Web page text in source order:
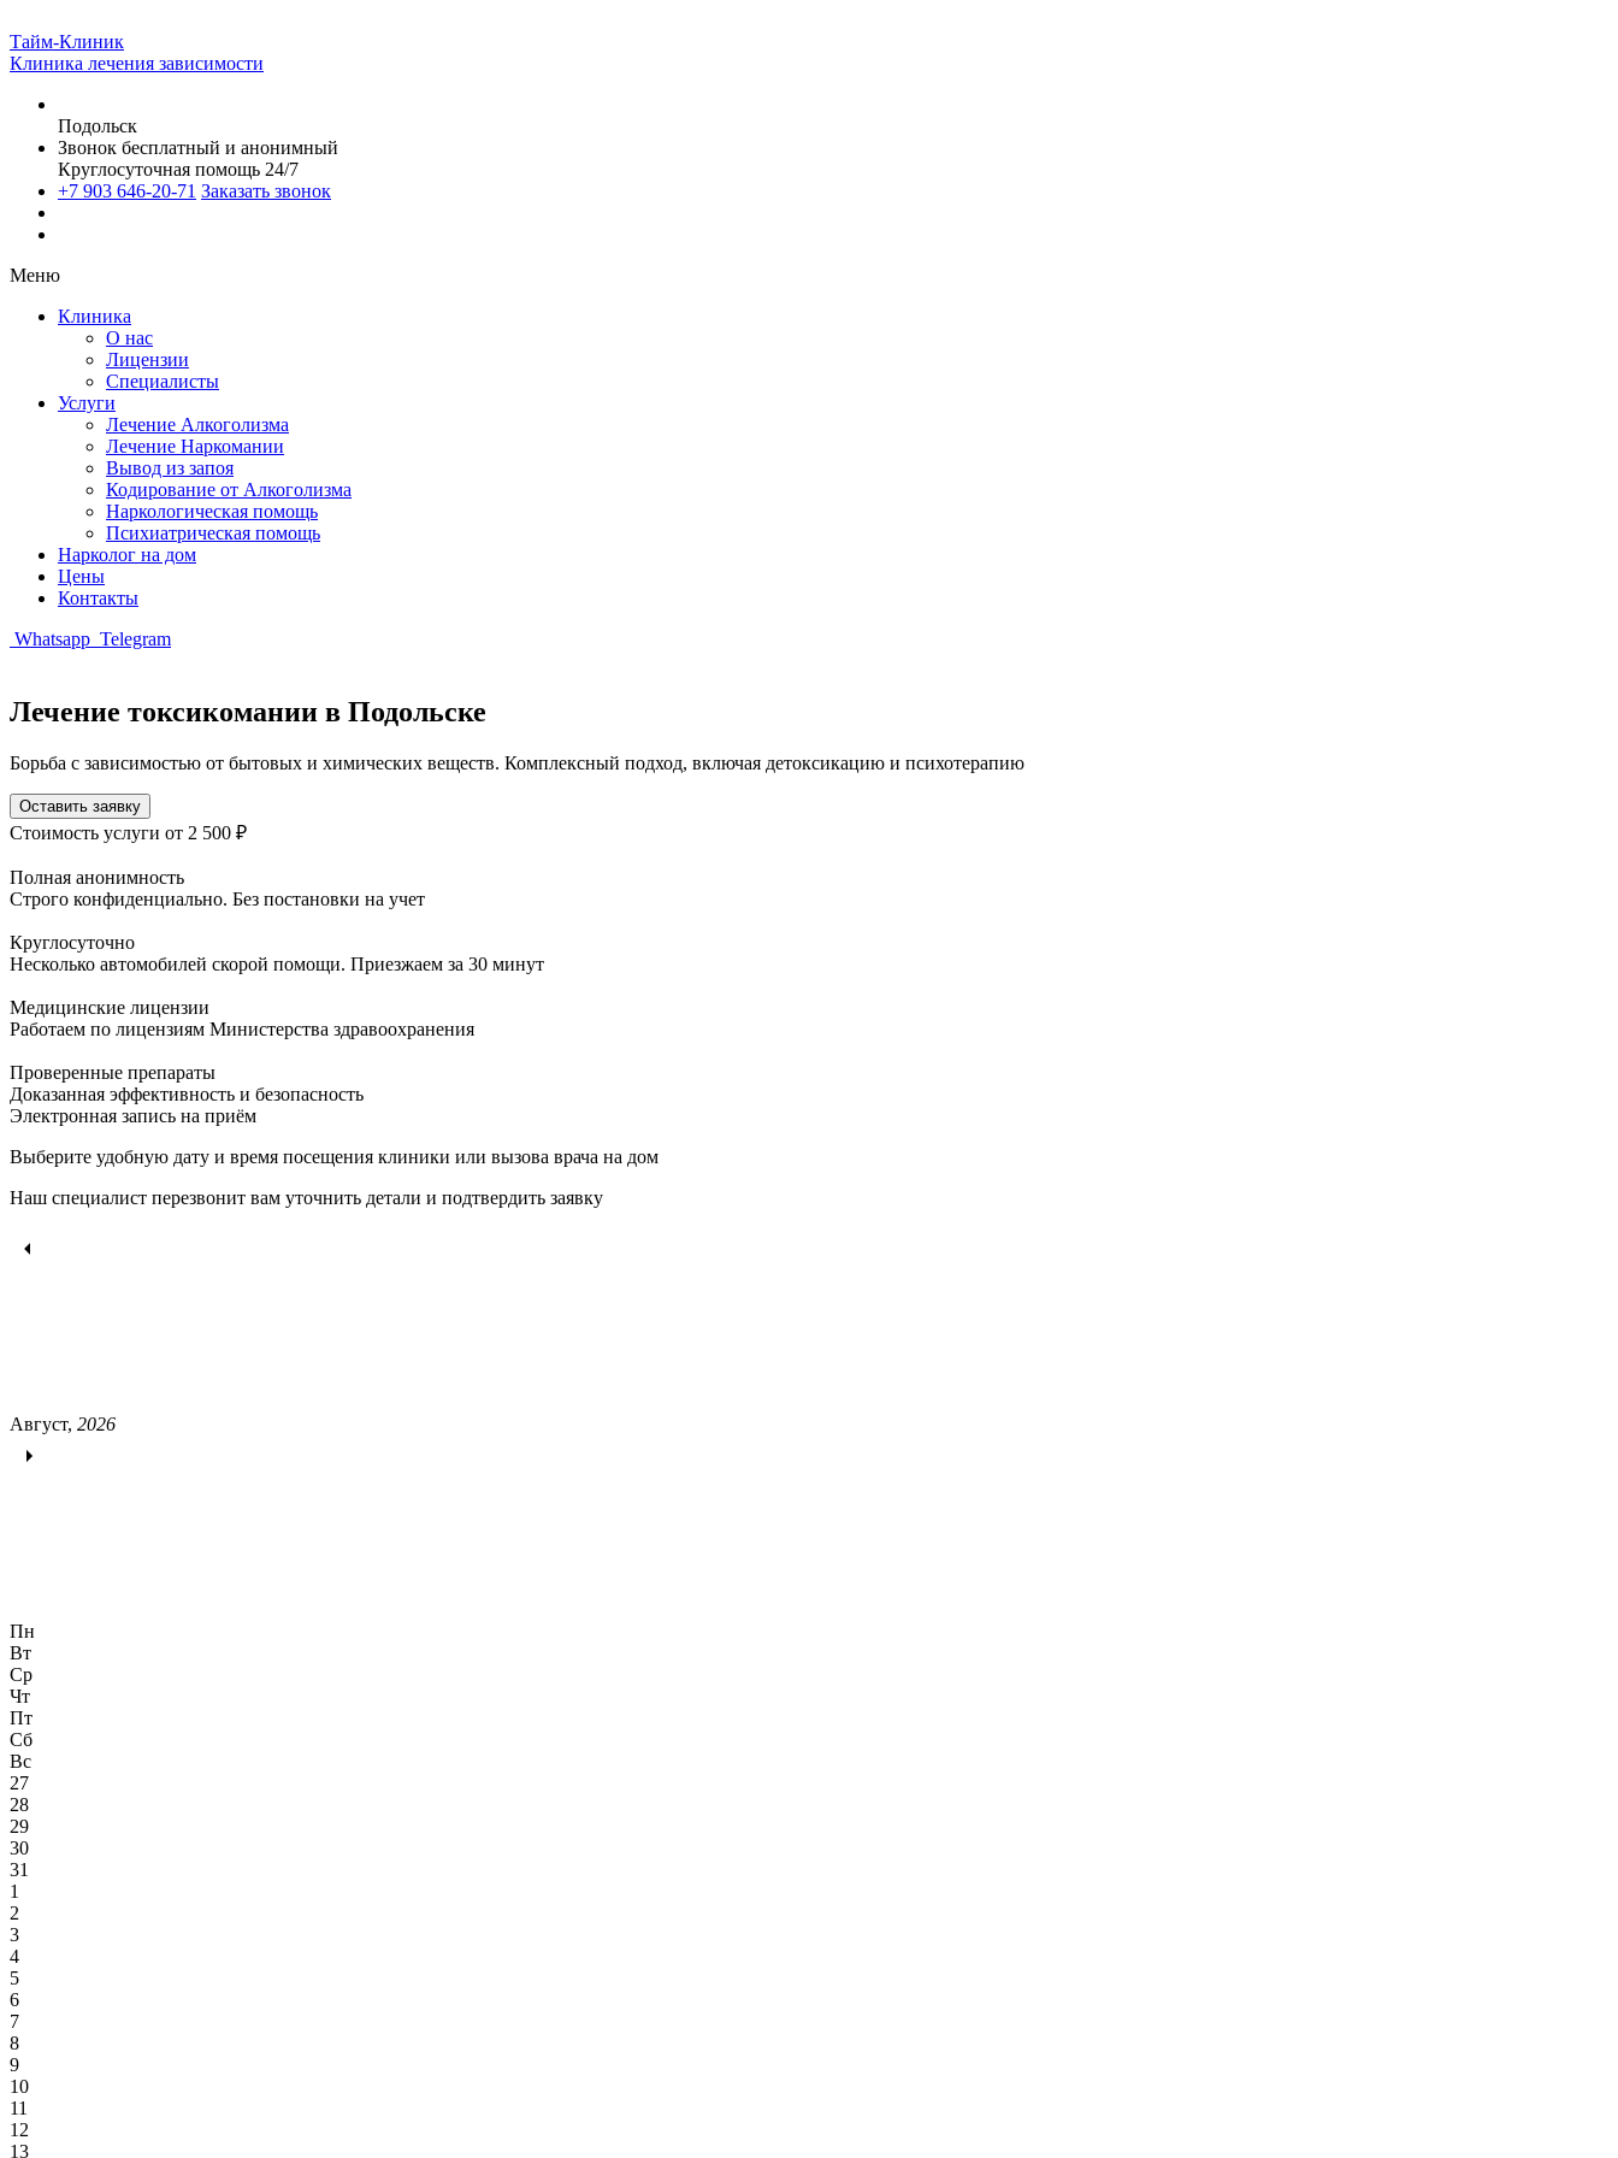
Тайм-Клиник
Клиника лечения зависимости
Подольск
Звонок бесплатный и анонимный
Круглосуточная помощь 24/7
+7 903 646-20-71 Заказать звонок
Меню
Клиника
О нас
Лицензии
Специалисты
Услуги
Лечение Алкоголизма
Лечение Наркомании
Вывод из запоя
Кодирование от Алкоголизма
Наркологическая помощь
Психиатрическая помощь
Нарколог на дом
Цены
Контакты
Whatsapp Telegram
Лечение токсикомании в Подольске
Борьба с зависимостью от бытовых и химических веществ. Комплексный подход, включая детоксикацию и психотерапию
Оставить заявку
Стоимость услуги от 2 500 ₽
Полная анонимность
Строго конфиденциально. Без постановки на учет
Круглосуточно
Несколько автомобилей скорой помощи. Приезжаем за 30 минут
Медицинские лицензии
Работаем по лицензиям Министерства здравоохранения
Проверенные препараты
Доказанная эффективность и безопасность
Электронная запись на приём
Выберите удобную дату и время посещения клиники или вызова врача на дом
Наш специалист перезвонит вам уточнить детали и подтвердить заявку
Август, 2026
Пн
Вт
Ср
Чт
Пт
Сб
Вс
27
28
29
30
31
1
2
3
4
5
6
7
8
9
10
11
12
13